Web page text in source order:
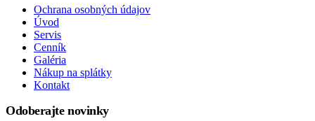
Ochrana osobných údajov
Úvod
Servis
Cenník
Galéria
Nákup na splátky
Kontakt
Odoberajte novinky